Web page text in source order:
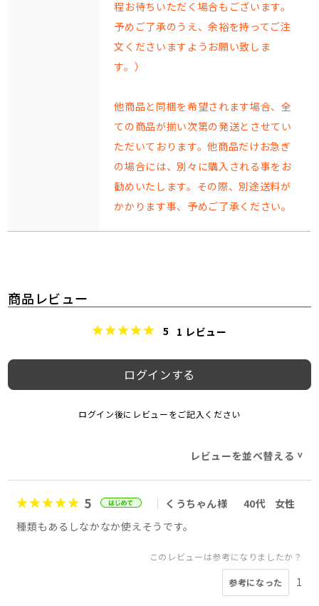
程お待ちいただく場合もございます。
予めご了承のうえ、余裕を持ってご注
文くださいますようお願い致しま
す。）
他商品と同梱を希望されます場合、全
ての商品が揃い次第の発送とさせてい
ただいております。他商品だけお急ぎ
の場合には、別々に購入される事をお
勧めいたします。その際、別途送料が
かかります事、予めご了承ください。
商品レビュー
5 1 レビュー
ログインする
ログイン後にレビューをご記入ください
レビューを並べ替える>
5 くうちゃん様 40代
女性
種類もあるしなかなか使えそうです。
このレビューは参考になりましたか？
参考になった 1